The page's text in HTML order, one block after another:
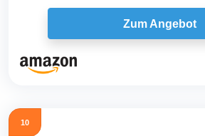
Hund...
Zum Angebot
10